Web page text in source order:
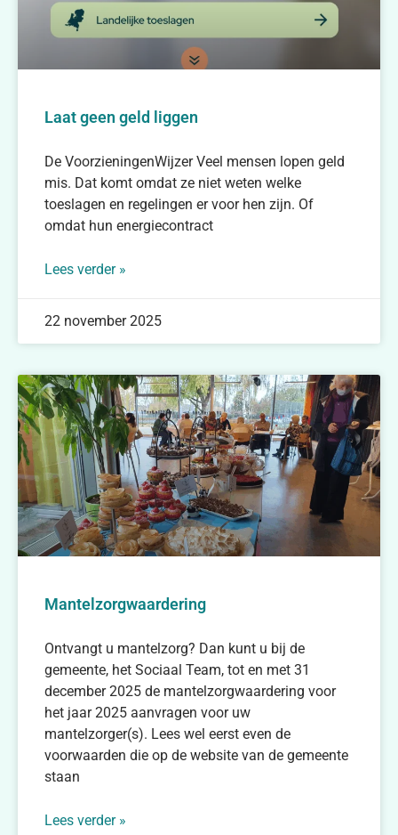
Laat geen geld liggen
De VoorzieningenWijzer Veel mensen lopen geld
mis. Dat komt omdat ze niet weten welke
toeslagen en regelingen er voor hen zijn. Of
omdat hun energiecontract
Lees verder »
22 november 2025
Mantelzorgwaardering
Ontvangt u mantelzorg? Dan kunt u bij de
gemeente, het Sociaal Team, tot en met 31
december 2025 de mantelzorgwaardering voor
het jaar 2025 aanvragen voor uw
mantelzorger(s). Lees wel eerst even de
voorwaarden die op de website van de gemeente
staan
Lees verder »